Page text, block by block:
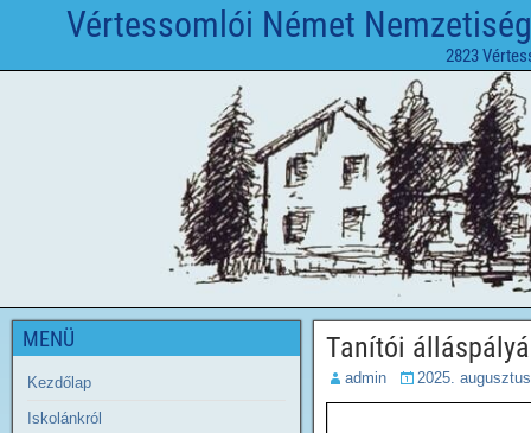
Vértessomlói Német
2823
Tanítói
admin 2025.
MENÜ
Kezdőlap
Iskolánkról